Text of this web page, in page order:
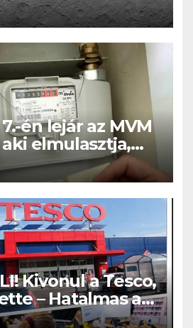
én lejár az MVM
elmulasztja,
kerülhet!
Kivonul a Tesco,
– Hatalmas a
az országban: